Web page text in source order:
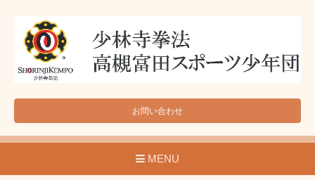
お問い合わせ
MENU